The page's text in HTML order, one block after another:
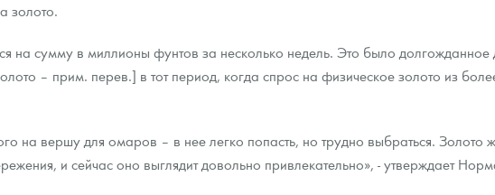
монет
металлов
золото.
на сумму в миллионы фунтов за несколько недель. Это было
– прим. перев.] в тот период, когда спрос на физическое золото из
на вершу для омаров – в нее легко попасть, но трудно выбраться. Золото
и сейчас оно выглядит довольно привлекательно», - утверждает